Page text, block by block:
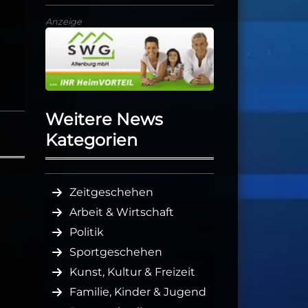
Anzeige
Weitere News
Kategorien
Zeitgeschehen
Arbeit & Wirtschaft
Politik
Sportgeschehen
Kunst, Kultur & Freizeit
Familie, Kinder & Jugend